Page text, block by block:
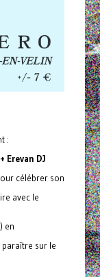
:
Erevan DJ
célébrer son
avec le
en
sur le